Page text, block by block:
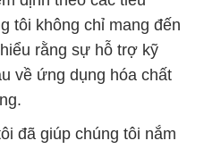
tôi không chỉ mang đến
rằng sự hỗ trợ kỹ
về ứng dụng hóa chất
đã giúp chúng tôi nắm